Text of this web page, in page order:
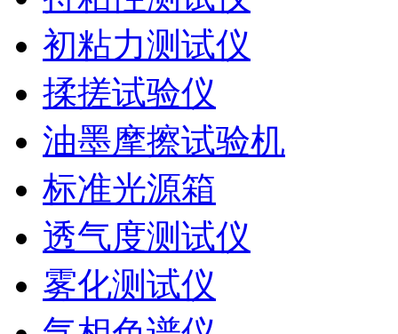
初粘力测试仪
揉搓试验仪
油墨摩擦试验机
标准光源箱
透气度测试仪
雾化测试仪